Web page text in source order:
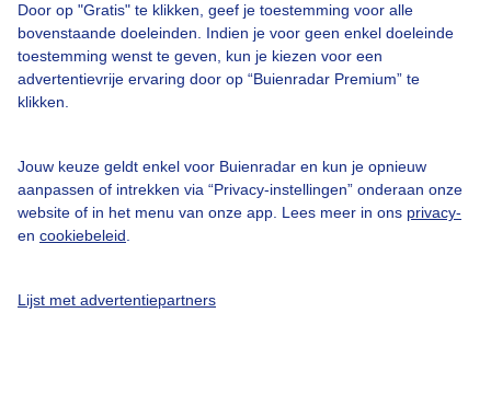
Door op "Gratis" te klikken, geef je toestemming voor alle
bovenstaande doeleinden. Indien je voor geen enkel doeleinde
toestemming wenst te geven, kun je kiezen voor een
advertentievrije ervaring door op “Buienradar Premium” te
klikken.
Jouw keuze geldt enkel voor Buienradar en kun je opnieuw
aanpassen of intrekken via “Privacy-instellingen” onderaan onze
website of in het menu van onze app. Lees meer in ons privacy-
en cookiebeleid
Lijst met advertentiepartners
Bekijk slideshow
Een moment geduld aub...